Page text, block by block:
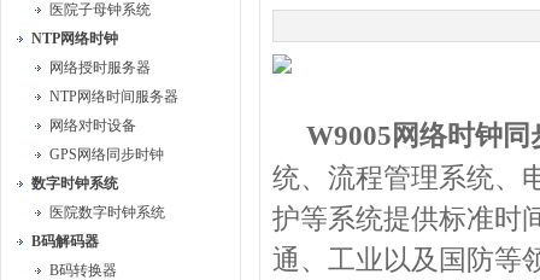
医院子母钟系统
NTP网络时钟
网络授时服务器
NTP网络时间服务器
网络对时设备
GPS网络同步时钟
数字时钟系统
医院数字时钟系统
B码解码器
B码转换器
W9005 网络时钟同
统、流程管理系统、
护等系统提供标准时
通、工业以及国防等